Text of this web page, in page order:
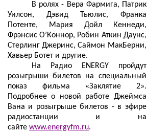
В ролях - Вера Фармига, Патрик
Уилсон, Дэвид Тьюлис, Франка
Потенте, Мария Дойл Кеннеди,
Фрэнсис О’Коннор, Робин Аткин Даунс,
Стерлинг Джеринс, Саймон МакБерни,
Хавьер Ботет и другие.
На Радио ENERGY пройдут
розыгрыши билетов на специальный
показ фильма «Заклятие 2».
Подробнее о новой работе Джеймса
Вана и розыгрыше билетов - в эфире
радиостанции и на
сайте www.energyfm.ru.